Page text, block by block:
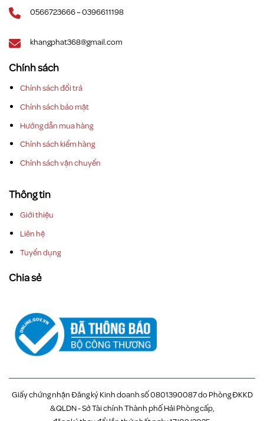
0566723666 – 0396611198
khangphat368@gmail.com
Chính sách
Chính sách đổi trả
Chính sách bảo mật
Hướng dẫn mua hàng
Chính sách kiểm hàng
Chính sách vận chuyển
Thông tin
Giới thiệu
Liên hệ
Tuyển dụng
Chia sẻ
Giấy chứng nhận Đăng ký Kinh doanh số 0801390087 do Phòng ĐKKD
& QLDN - Sở Tài chính Thành phố Hải Phòng cấp,